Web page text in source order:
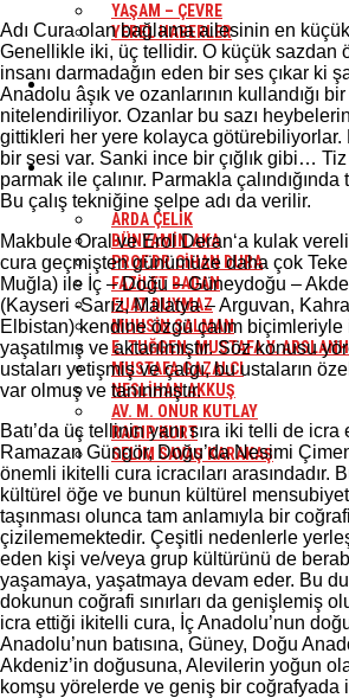
YAŞAM – ÇEVRE
YEREL HABERLER
SPOR
YAZARLAR
ARDA ÇELİK
BÜNYAMİN AKA
PROF.DR.CİHAN DURA
FAZİLET BADAN
FUAT DUYMAZ
MUHSİN SALMAN
E. TUĞGEN. MUSTAFA Y.
MUSTAFA GAZALCI
NESLİHAN AKKUŞ
AV. M. ONUR KUTLAY
RAGIP KURT
SELİM SAVAŞ KARAKAŞ
Adı Cura olan bağlama ailesinin en
Genellikle iki, üç tellidir. O küçük sazdan
insanı darmadağın eden bir ses çıkar ki
Anadolu âşık ve ozanlarının kullandığı
nitelendiriliyor. Ozanlar bu sazı
gittikleri her yere kolayca
bir sesi var. Sanki ince bir çığlık gibi…
parmak ile çalınır. Parmakla
Bu çalış tekniğine şelpe adı da verilir.
Makbule Oral ve Erol Deran‘a kulak
cura geçmişten günümüze daha çok
Muğla) ile İç – Doğu – Güneydoğu –
(Kayseri -Sarız, Malatya – Arguvan,
Elbistan) kendine özgü çalım
yaşatılmış ve aktarılmıştır. Söz konusu
ustaları yetişmiş ve çalgı, bu ustaların
var olmuş ve tanınmıştır.
Batı’da üç tellinin yanı sıra iki telli de
Ramazan Güngör, Doğu’da Nesimi
önemli ikitelli cura icracıları arasındadır.
kültürel öğe ve bunun kültürel
taşınması olunca tam anlamıyla bir coğrafi
çizilememektedir. Çeşitli nedenlerle
eden kişi ve/veya grup kültürünü de
yaşamaya, yaşatmaya devam eder. Bu
dokunun coğrafi sınırları da genişlemiş
icra ettiği ikitelli cura, İç Anadolu’nun
Anadolu’nun batısına, Güney, Doğu
Akdeniz’in doğusuna, Alevilerin yoğun
komşu yörelerde ve geniş bir coğrafyada